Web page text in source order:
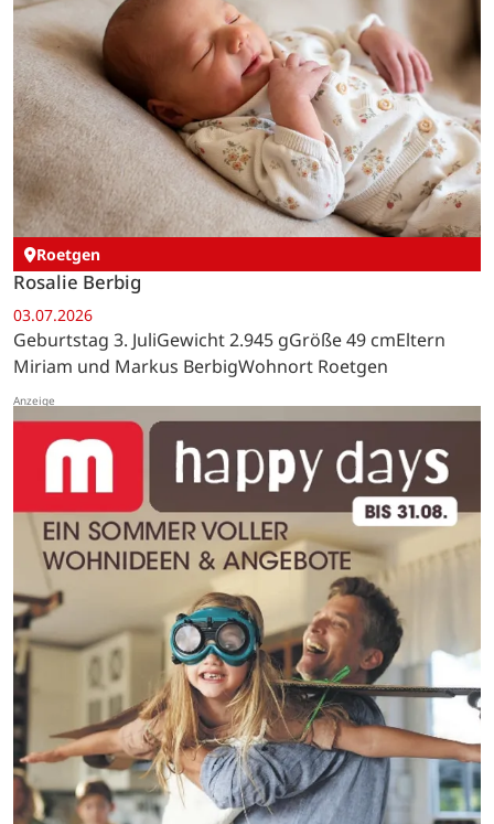
Roetgen
Rosalie Berbig
03.07.2026
Geburtstag 3. JuliGewicht 2.945 gGröße 49 cmEltern
Miriam und Markus BerbigWohnort Roetgen